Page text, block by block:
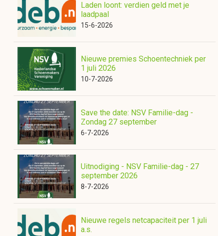
Laden loont: verdien geld met je
laadpaal
15-6-2026
Nieuwe premies Schoentechniek per
1 juli 2026
10-7-2026
Save the date: NSV Familie-dag -
Zondag 27 september
6-7-2026
Uitnodiging - NSV Familie-dag - 27
september 2026
8-7-2026
Nieuwe regels netcapaciteit per 1 juli
a.s.